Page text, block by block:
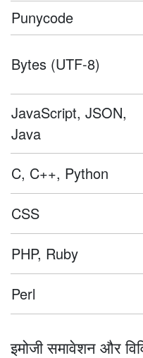
Punycode
Bytes (UTF-8)
JavaScript, JSON,
Java
C, C++, Python
CSS
PHP, Ruby
Perl
इमोजी समावेशन और